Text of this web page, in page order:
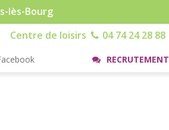
lès-Bourg
Centre de loisirs 04 74 24 28 88
RECRUTEMENT